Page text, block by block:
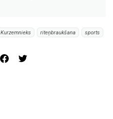
Kurzemnieks riteņbraukšana sports